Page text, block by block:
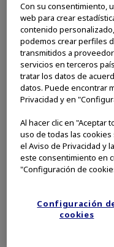
Con su consentimiento,
web para crear
contenido
podemos crear perfiles
transmitidos a
servicios en terceros
tratar los datos de
datos. Puede encontrar
Privacidad y en
Al hacer clic en "Aceptar
uso de todas las
el Aviso de Privacidad y
este consentimiento en
"Configuración de
Configuración
cookies